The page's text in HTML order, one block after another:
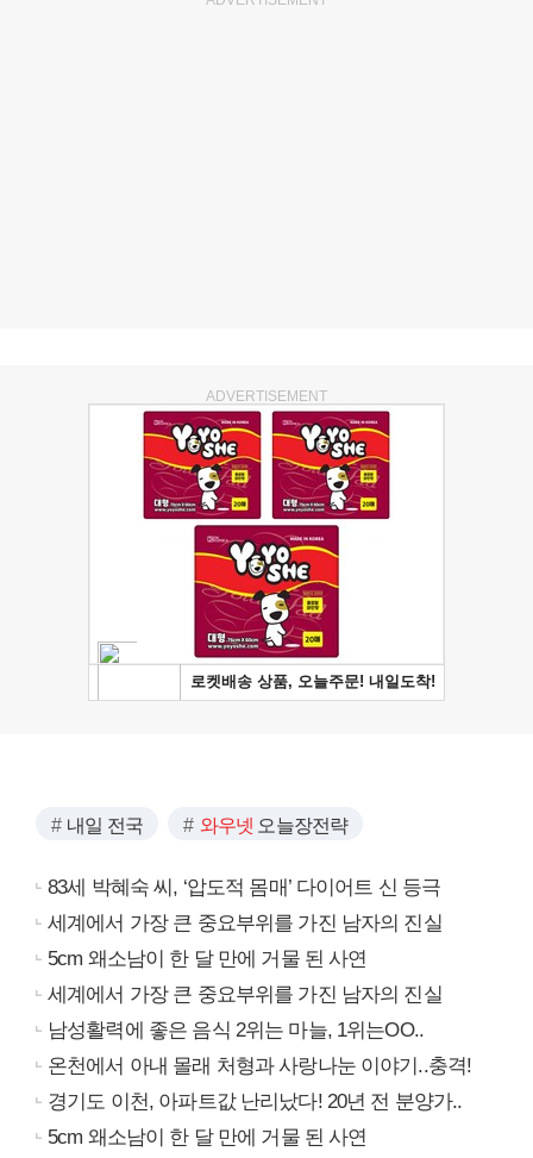
ADVERTISEMENT
내일 전국 와우넷 오늘장전략
83세 박혜숙 씨, ‘압도적 몸매’ 다이어트 신 등극
세계에서 가장 큰 중요부위를 가진 남자의 진실
5cm 왜소남이 한 달 만에 거물 된 사연
세계에서 가장 큰 중요부위를 가진 남자의 진실
남성활력에 좋은 음식 2위는 마늘, 1위는OO..
온천에서 아내 몰래 처형과 사랑나눈 이야기..충격!
경기도 이천, 아파트값 난리났다! 20년 전 분양가..
5cm 왜소남이 한 달 만에 거물 된 사연